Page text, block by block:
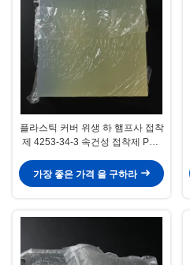
플라스틱 커버 위생 하 햄프사 접착
제 4253-34-3 속건성 접착제 PSA
가장 좋은 가격 을 구하라